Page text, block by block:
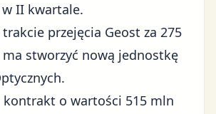
II kwartale.
przejęcia Geost za 275
ma stworzyć nową jednostkę
kontrakt o wartości 515 mln